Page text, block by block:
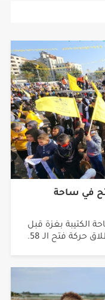
في ساحة
الكتيبة بغزة قبل
حركة فتح الـ 58.